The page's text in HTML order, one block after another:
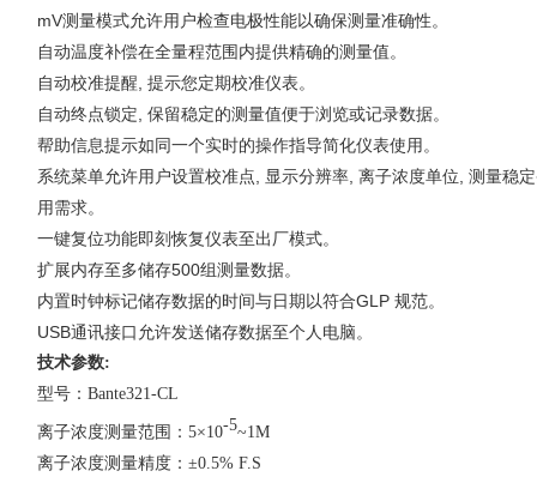
mV测量模式允许用户检查电极性能以确保测量准确性。
自动温度补偿在全量程范围内提供精确的测量值。
自动校准提醒 提示您定期校准仪表。
自动终点锁定 保留稳定的测量值便于浏览或记录数据。
帮助信息提示如同一个实时的操作指导简化仪表使用。
系统菜单允许用户设置校准点
显示分辨率 离子浓度单位 测量稳
用需求。
一键复位功能即刻恢复仪表至出厂模式。
扩展内存至多储存500组测量数据。
内置时钟标记储存数据的时间与日期以符合GLP 规范。
USB通讯接口允许发送储存数据至个人电脑。
技术参数:
型号： Bante321-CL
离子浓度测量范围： 5×10-5~1M
离子浓度测量精度： ±0.5% F.S